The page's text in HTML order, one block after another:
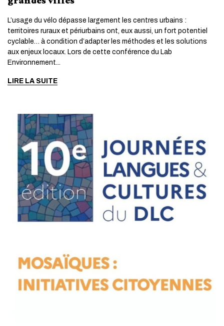
L’usage du vélo dépasse largement les centres urbains :
territoires ruraux et périurbains ont, eux aussi, un fort potentiel
cyclable… à condition d’adapter les méthodes et les solutions
aux enjeux locaux. Lors de cette conférence du Lab
Environnement...
LIRE LA SUITE